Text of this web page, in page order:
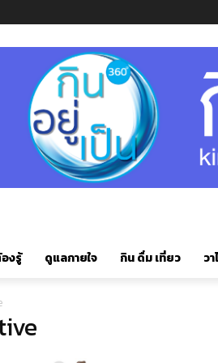
งรู้ ดูแลกายใจ กิน ดื่ม เที่ยว ว